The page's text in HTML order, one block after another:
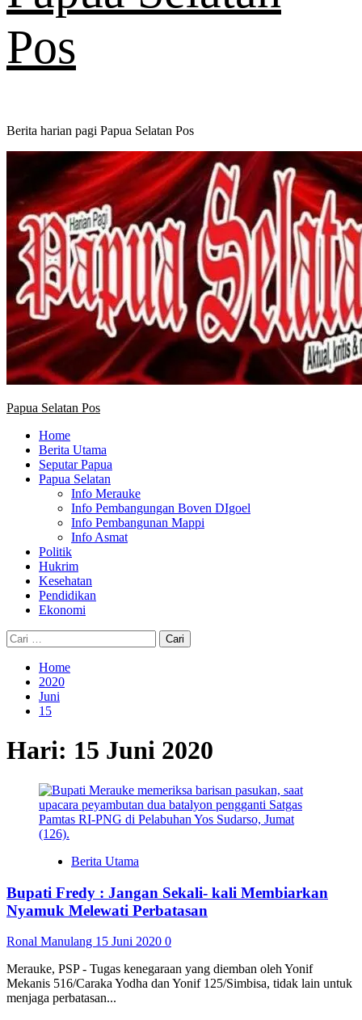
Pos
Berita harian pagi Papua Selatan Pos
Primary
Papua Selatan Pos
Home
Berita Utama
Seputar Papua
Papua Selatan
Info Merauke
Info Pembangungan Boven DIgoel
Info Pembangunan Mappi
Info Asmat
Politik
Hukrim
Kesehatan
Pendidikan
Ekonomi
Cari
untuk:
Home
2020
Juni
15
Hari: 15 Juni 2020
Berita Utama
Bupati Fredy : Jangan Sekali- kali Membiarkan
Nyamuk Melewati Perbatasan
Ronal Manulang 15 Juni 2020 0
Merauke, PSP - Tugas kenegaraan yang diemban oleh Yonif
Mekanis 516/Caraka Yodha dan Yonif 125/Simbisa, tidak lain untuk
menjaga perbatasan...